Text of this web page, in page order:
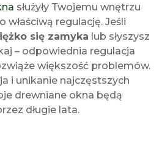
służyły Twojemu wnętrzu
właściwą regulację. Jeśli
się zamyka lub słyszysz
– odpowiednia regulacja
większość problemów.
i unikanie najczęstszych
drewniane okna będą
długie lata.